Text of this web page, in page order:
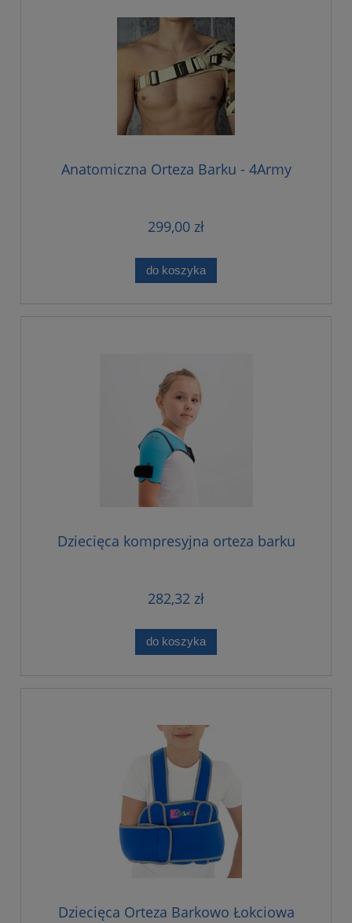
Anatomiczna Orteza Barku - 4Army
299,00 zł
do koszyka
Dziecięca kompresyjna orteza barku
282,32 zł
do koszyka
Dziecięca Orteza Barkowo Łokciowa